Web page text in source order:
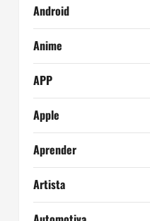
Android
Anime
APP
Apple
Aprender
Artista